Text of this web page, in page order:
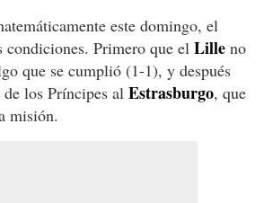
este domingo, el
condiciones. Primero que el Lille no
que se cumplió (1-1), y después
los Príncipes al Estrasburgo, que
misión.